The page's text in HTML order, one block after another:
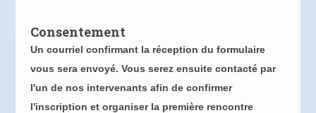
Consentement
Un courriel confirmant la réception du formulaire
vous sera envoyé. Vous serez ensuite contacté par
l'un de nos intervenants afin de confirmer
l'inscription et organiser la première rencontre